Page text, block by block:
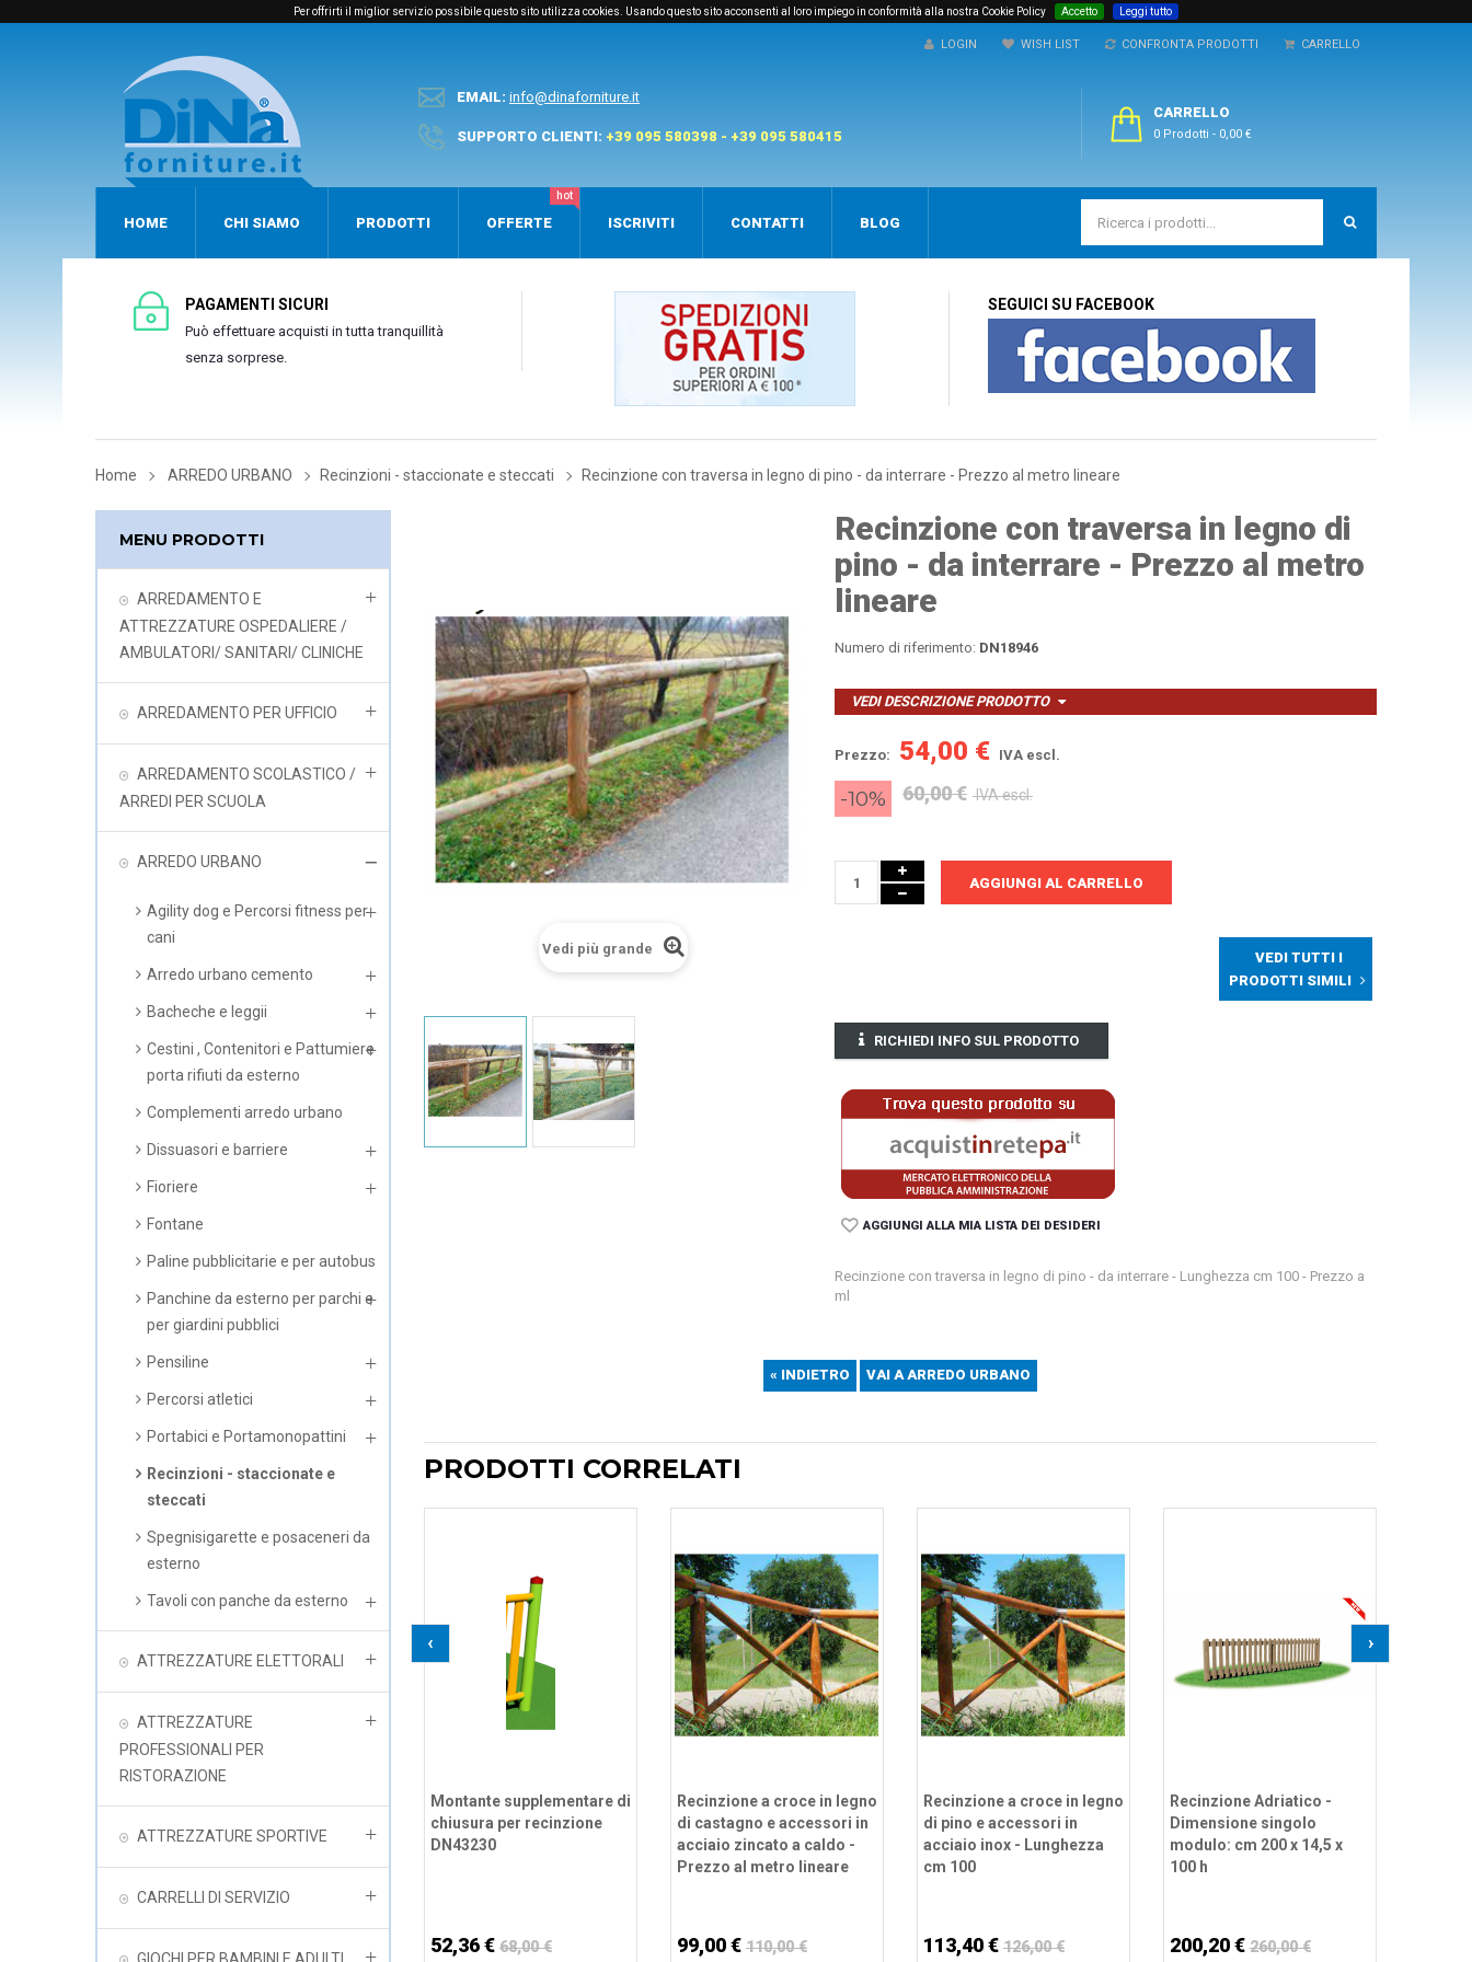
Per offrirti il miglior servizio possibile questo sito utilizza cookies. Usando questo sito acconsenti al loro impiego in conformità alla nostra Cookie Policy Accetto Leggi tutto
LOGIN WISH LIST CONFRONTA PRODOTTI CARRELLO
EMAIL: info@dinaforniture.it
SUPPORTO CLIENTI: +39 095 580398 - +39 095 580415
CARRELLO
0 Prodotti - 0,00 €
HOME CHI SIAMO PRODOTTI OFFERTE
hot
ISCRIVITI CONTATTI BLOG
PAGAMENTI SICURI
Può effettuare acquisti in tutta tranquillità
senza sorprese.
SEGUICI SU FACEBOOK
Home ARREDO URBANO Recinzioni - staccionate e steccati Recinzione con traversa in legno di pino - da interrare - Prezzo al metro lineare
MENU PRODOTTI
ARREDAMENTO E
ATTREZZATURE OSPEDALIERE /
AMBULATORI/ SANITARI/ CLINICHE
ARREDAMENTO PER UFFICIO
ARREDAMENTO SCOLASTICO /
ARREDI PER SCUOLA
ARREDO URBANO
Agility dog e Percorsi fitness per
cani
Arredo urbano cemento
Bacheche e leggii
Cestini , Contenitori e Pattumiere
porta rifiuti da esterno
Complementi arredo urbano
Dissuasori e barriere
Fioriere
Fontane
Paline pubblicitarie e per autobus
Panchine da esterno per parchi e
per giardini pubblici
Pensiline
Percorsi atletici
Portabici e Portamonopattini
Recinzioni - staccionate e
steccati
Spegnisigarette e posaceneri da
esterno
Tavoli con panche da esterno
ATTREZZATURE ELETTORALI
ATTREZZATURE
PROFESSIONALI PER
RISTORAZIONE
ATTREZZATURE SPORTIVE
CARRELLI DI SERVIZIO
Vedi più grande
Recinzione con traversa in legno di
pino - da interrare - Prezzo al metro
lineare
Numero di riferimento: DN18946
VEDI DESCRIZIONE PRODOTTO
Prezzo: 54,00 € IVA escl.
-10% 60,00 € IVA escl.
AGGIUNGI AL CARRELLO
VEDI TUTTI I
PRODOTTI SIMILI
RICHIEDI INFO SUL PRODOTTO
AGGIUNGI ALLA MIA LISTA DEI DESIDERI
Recinzione con traversa in legno di pino - da interrare - Lunghezza cm 100 - Prezzo a
ml
« INDIETRO VAI A ARREDO URBANO
PRODOTTI CORRELATI
‹ ›
Montante supplementare di
chiusura per recinzione
DN43230
52,36 € 68,00 €
Recinzione a croce in legno
di castagno e accessori in
acciaio zincato a caldo -
Prezzo al metro lineare
99,00 € 110,00 €
Recinzione a croce in legno
di pino e accessori in
acciaio inox - Lunghezza
cm 100
113,40 € 126,00 €
Recinzione Adriatico -
Dimensione singolo
modulo: cm 200 x 14,5 x
100 h
200,20 € 260,00 €